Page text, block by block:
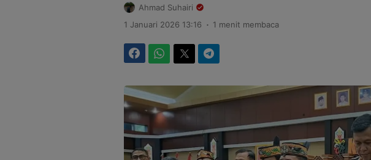
Ahmad Suhairi
1 Januari 2026 13:16 . 1 menit membaca